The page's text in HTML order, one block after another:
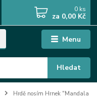
Menu
Hledat
0 ks
za 0,00 Kč
Hrdě nosím Hrnek "Mandala